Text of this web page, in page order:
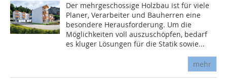
Der mehrgeschossige Holzbau ist für viele
Planer, Verarbeiter und Bauherren eine
besondere Herausforderung. Um die
Möglichkeiten voll auszuschöpfen, bedarf
es kluger Lösungen für die Statik sowie...
mehr